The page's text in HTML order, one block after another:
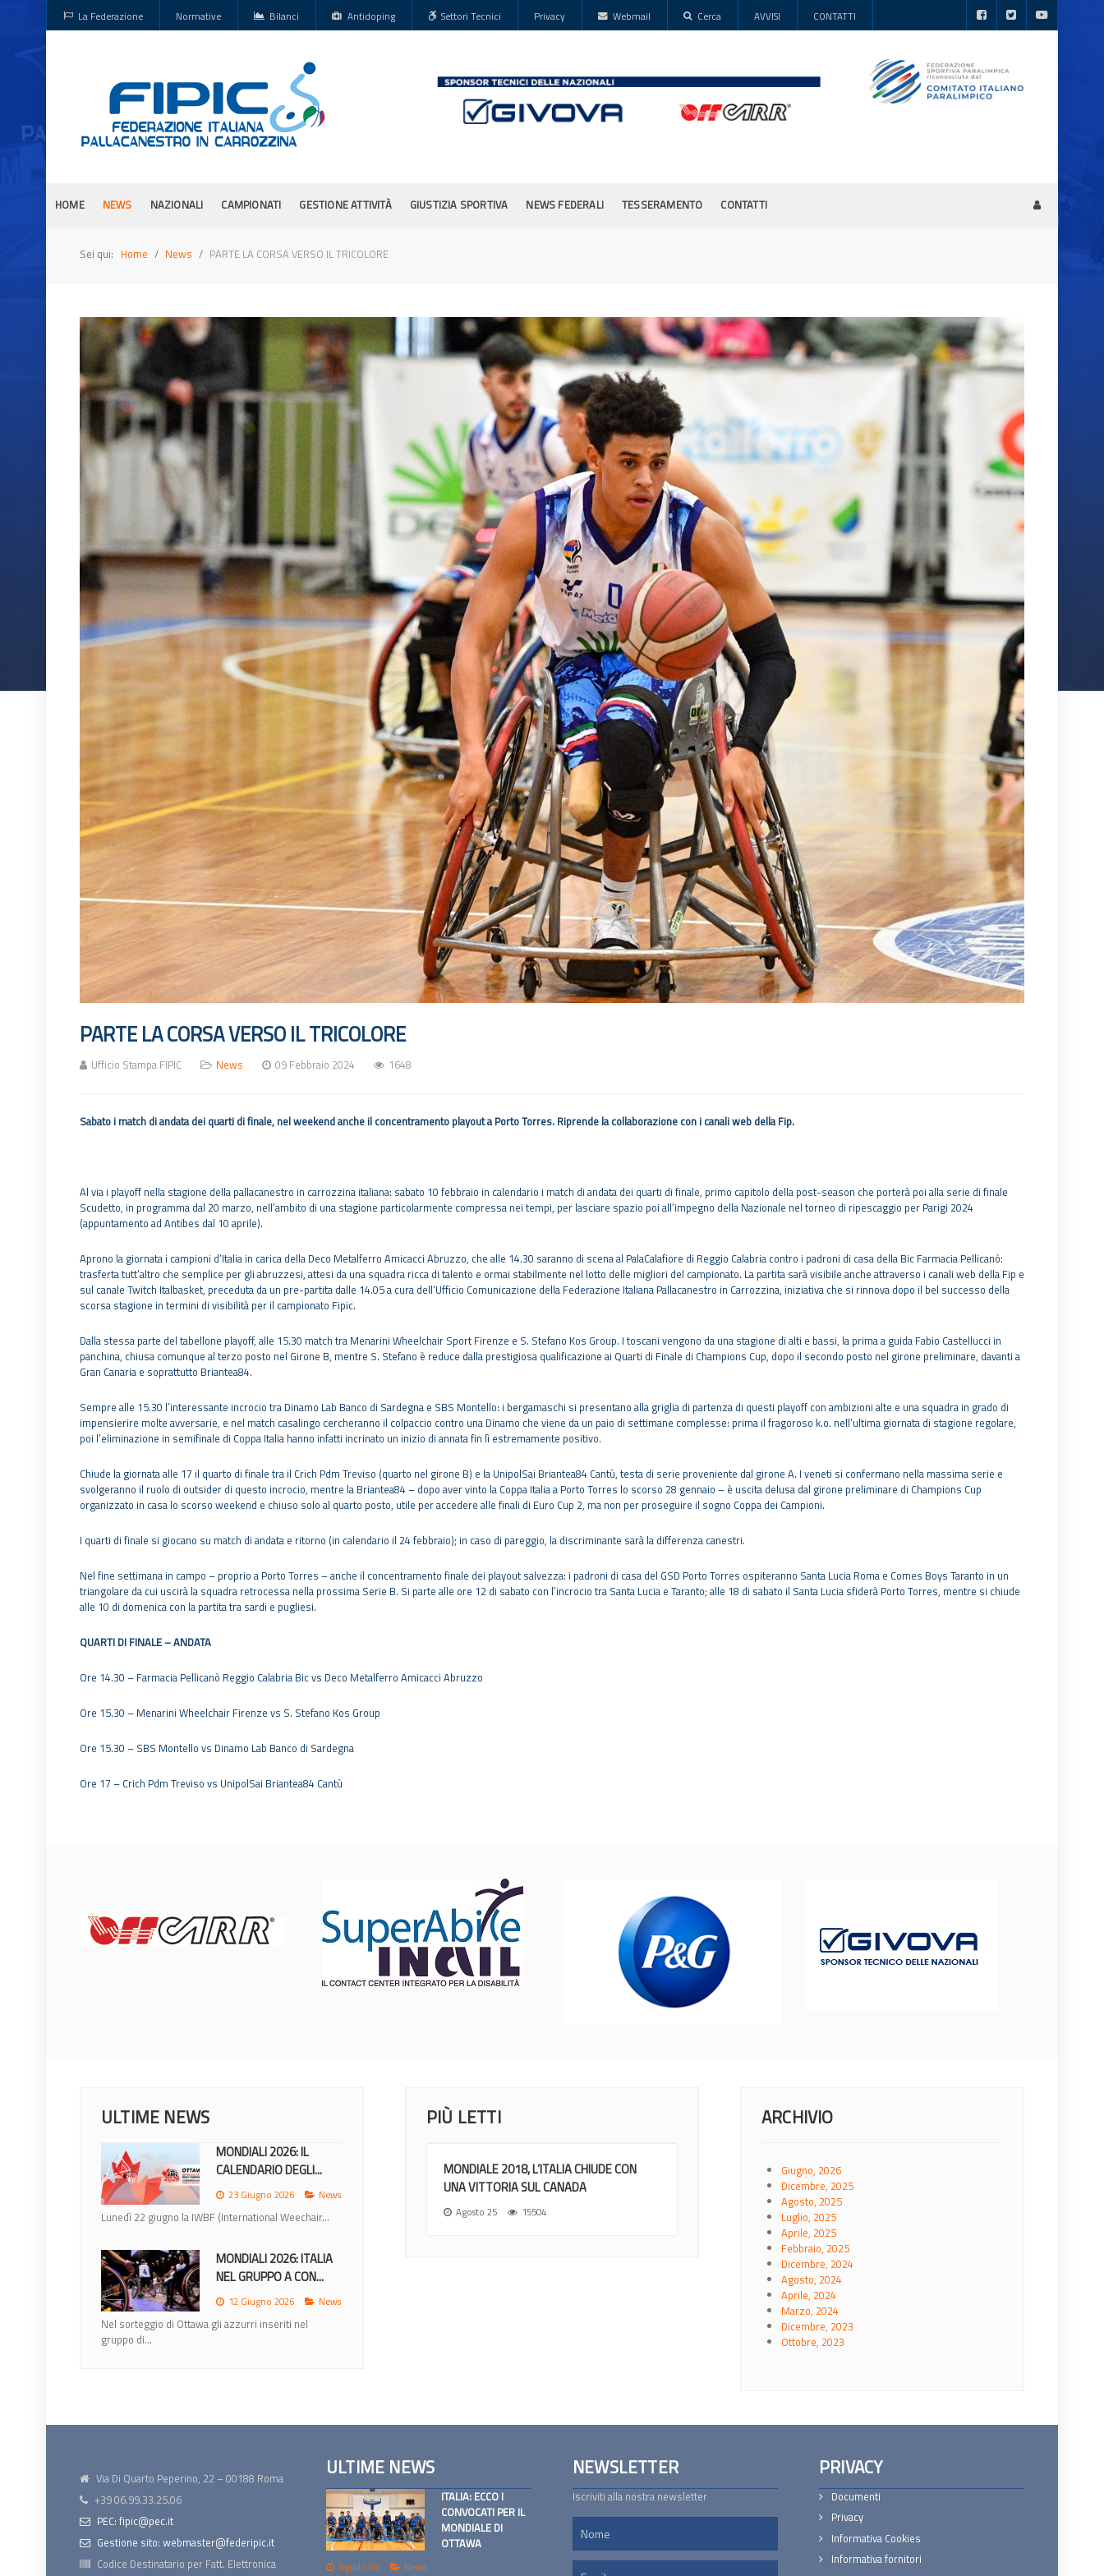
La Federazione Normative Bilanci Antidoping Settori Tecnici Privacy Webmail Cerca AVVISI CONTATTI
HOME NEWS NAZIONALI CAMPIONATI GESTIONE ATTIVITÀ GIUSTIZIA SPORTIVA NEWS FEDERALI TESSERAMENTO CONTATTI
Sei qui: Home News PARTE LA CORSA VERSO IL TRICOLORE
PARTE LA CORSA VERSO IL TRICOLORE
Ufficio Stampa FIPIC News 09 Febbraio 2024 1648
Sabato i match di andata dei quarti di finale, nel weekend anche il concentramento playout a Porto Torres. Riprende la collaborazione con i canali web della Fip.
Al via i playoff nella stagione della pallacanestro in carrozzina italiana: sabato 10 febbraio in calendario i match di andata dei quarti di finale, primo capitolo della post-season che porterà poi alla serie di finale
Scudetto, in programma dal 20 marzo, nell’ambito di una stagione particolarmente compressa nei tempi, per lasciare spazio poi all’impegno della Nazionale nel torneo di ripescaggio per Parigi 2024
(appuntamento ad Antibes dal 10 aprile).
Aprono la giornata i campioni d’Italia in carica della Deco Metalferro Amicacci Abruzzo, che alle 14.30 saranno di scena al PalaCalafiore di Reggio Calabria contro i padroni di casa della Bic Farmacia Pellicanò:
trasferta tutt’altro che semplice per gli abruzzesi, attesi da una squadra ricca di talento e ormai stabilmente nel lotto delle migliori del campionato. La partita sarà visibile anche attraverso i canali web della Fip e
sul canale Twitch Italbasket, preceduta da un pre-partita dalle 14.05 a cura dell’Ufficio Comunicazione della Federazione Italiana Pallacanestro in Carrozzina, iniziativa che si rinnova dopo il bel successo della
scorsa stagione in termini di visibilità per il campionato Fipic.
Dalla stessa parte del tabellone playoff, alle 15.30 match tra Menarini Wheelchair Sport Firenze e S. Stefano Kos Group. I toscani vengono da una stagione di alti e bassi, la prima a guida Fabio Castellucci in
panchina, chiusa comunque al terzo posto nel Girone B, mentre S. Stefano è reduce dalla prestigiosa qualificazione ai Quarti di Finale di Champions Cup, dopo il secondo posto nel girone preliminare, davanti a
Gran Canaria e soprattutto Briantea84.
Sempre alle 15.30 l’interessante incrocio tra Dinamo Lab Banco di Sardegna e SBS Montello: i bergamaschi si presentano alla griglia di partenza di questi playoff con ambizioni alte e una squadra in grado di
impensierire molte avversarie, e nel match casalingo cercheranno il colpaccio contro una Dinamo che viene da un paio di settimane complesse: prima il fragoroso k.o. nell’ultima giornata di stagione regolare,
poi l’eliminazione in semifinale di Coppa Italia hanno infatti incrinato un inizio di annata fin lì estremamente positivo.
Chiude la giornata alle 17 il quarto di finale tra il Crich Pdm Treviso (quarto nel girone B) e la UnipolSai Briantea84 Cantù, testa di serie proveniente dal girone A. I veneti si confermano nella massima serie e
svolgeranno il ruolo di outsider di questo incrocio, mentre la Briantea84 – dopo aver vinto la Coppa Italia a Porto Torres lo scorso 28 gennaio – è uscita delusa dal girone preliminare di Champions Cup
organizzato in casa lo scorso weekend e chiuso solo al quarto posto, utile per accedere alle finali di Euro Cup 2, ma non per proseguire il sogno Coppa dei Campioni.
I quarti di finale si giocano su match di andata e ritorno (in calendario il 24 febbraio); in caso di pareggio, la discriminante sarà la differenza canestri.
Nel fine settimana in campo – proprio a Porto Torres – anche il concentramento finale dei playout salvezza: i padroni di casa del GSD Porto Torres ospiteranno Santa Lucia Roma e Comes Boys Taranto in un
triangolare da cui uscirà la squadra retrocessa nella prossima Serie B. Si parte alle ore 12 di sabato con l’incrocio tra Santa Lucia e Taranto; alle 18 di sabato il Santa Lucia sfiderà Porto Torres, mentre si chiude
alle 10 di domenica con la partita tra sardi e pugliesi.
QUARTI DI FINALE – ANDATA
Ore 14.30 – Farmacia Pellicanò Reggio Calabria Bic vs Deco Metalferro Amicacci Abruzzo
Ore 15.30 – Menarini Wheelchair Firenze vs S. Stefano Kos Group
Ore 15.30 – SBS Montello vs Dinamo Lab Banco di Sardegna
Ore 17 – Crich Pdm Treviso vs UnipolSai Briantea84 Cantù
ULTIME NEWS
ITALIA: ECCO I
CONVOCATI PER IL...
2 Agosto 2026 News
Al termine del ritiro che si è svolto presso il Centro
NAZIONALE: FABIO
La Federazione Italiana Pallacanestro in Carrozzina,
PIÙ LETTI
MONDIALE 2018, L’ITALIA CHIUDE CON
UNA VITTORIA SUL CANADA
Agosto 25 15504
ARCHIVIO
Giugno, 2026
Dicembre, 2025
Agosto, 2025
Luglio, 2025
Aprile, 2025
Febbraio, 2025
Dicembre, 2024
Agosto, 2024
Aprile, 2024
Marzo, 2024
Dicembre, 2023
Ottobre, 2023
Via Di Quarto Peperino, 22 – 00188 Roma
+39 06.99.33.25.06
PEC: fipic@pec.it
Gestione sito: webmaster@federipic.it
Codice Destinatario per Fatt. Elettronica
ULTIME NEWS
ITALIA: ECCO I
CONVOCATI PER IL
MONDIALE DI
OTTAWA
Agosto 02 News
NEWSLETTER
Iscriviti alla nostra newsletter
PRIVACY
Documenti
Privacy
Informativa Cookies
Informativa fornitori